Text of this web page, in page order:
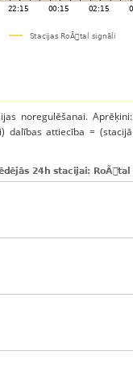
noregulēšanai. Aprēķini:
dalības attiecība = (stacijā